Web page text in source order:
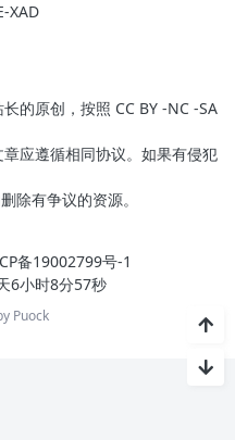
XAD
的原创，按照 CC BY -NC -SA
应遵循相同协议。如果有侵犯
除有争议的资源。
备19002799号-1
6小时8分57秒
Puock